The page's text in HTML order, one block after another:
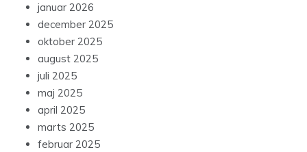
januar 2026
december 2025
oktober 2025
august 2025
juli 2025
maj 2025
april 2025
marts 2025
februar 2025